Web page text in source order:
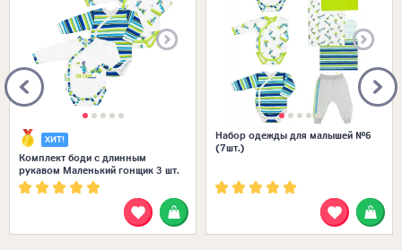
ХИТ!
Комплект боди с длинным
рукавом Маленький гонщик 3 шт.
Набор одежды для малышей №6
(7шт.)